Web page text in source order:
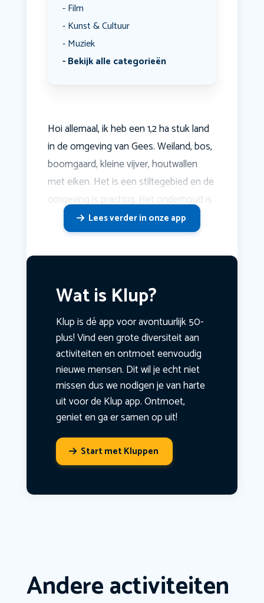
Film
Kunst & Cultuur
Muziek
Bekijk alle categorieën
Hoi allemaal, ik heb een 1,2 ha stuk land
in de omgeving van Gees. Weiland, bos,
boomgaard, kleine vijver, houtwallen
met eiken. Het is een stiltegebied en de
omgeving is prachtig. Het onderhoud is
Lees verder in onze app
Wat is Klup?
Klup is dé app voor avontuurlijk 50-
plus! Vind een grote diversiteit aan
activiteiten en ontmoet eenvoudig
nieuwe mensen. Dit wil je echt niet
missen dus we nodigen je van harte
uit voor de Klup app. Ontmoet,
geniet en ga er samen op uit!
Start met Kluppen
Andere activiteiten